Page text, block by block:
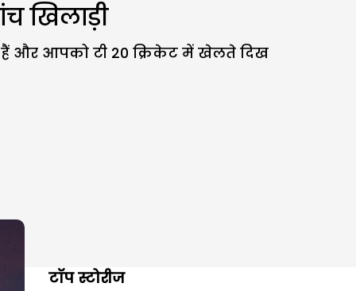
खिलाड़ी
और आपको टी 20 क्रिकेट में खेलते दिख
टॉप स्टोरीज